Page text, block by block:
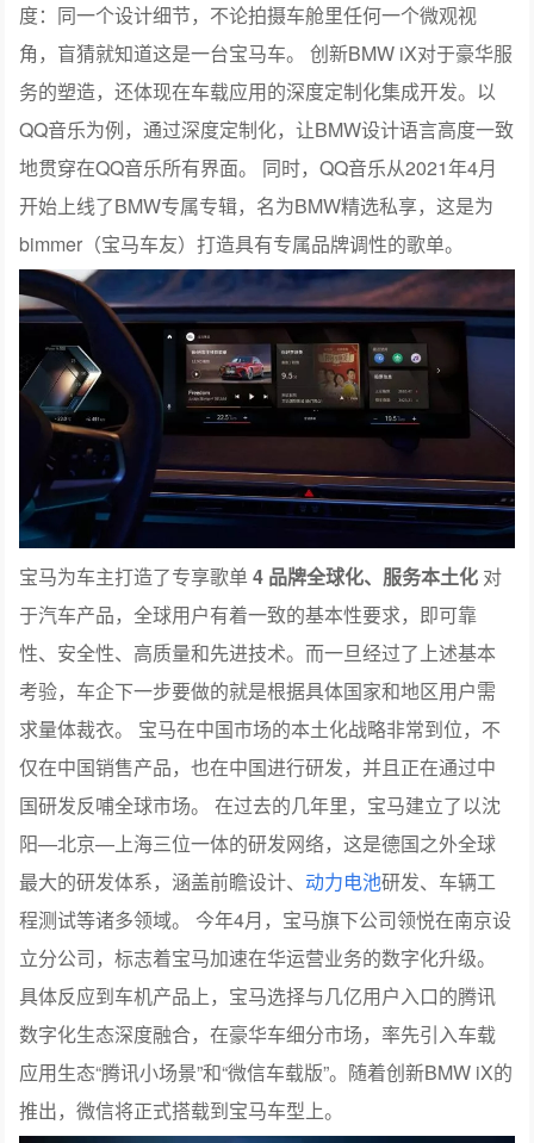
度：同一个设计细节，不论拍摄车舱里任何一个微观视
角，盲猜就知道这是一台宝马车。 创新BMW iX对于豪华服
务的塑造，还体现在车载应用的深度定制化集成开发。以
QQ音乐为例，通过深度定制化，让BMW设计语言高度一致
地贯穿在QQ音乐所有界面。 同时，QQ音乐从2021年4月
开始上线了BMW专属专辑，名为BMW精选私享，这是为
bimmer（宝马车友）打造具有专属品牌调性的歌单。
宝马为车主打造了专享歌单4 品牌全球化、服务本土化 对
于汽车产品，全球用户有着一致的基本性要求，即可靠
性、安全性、高质量和先进技术。而一旦经过了上述基本
考验，车企下一步要做的就是根据具体国家和地区用户需
求量体裁衣。 宝马在中国市场的本土化战略非常到位，不
仅在中国销售产品，也在中国进行研发，并且正在通过中
国研发反哺全球市场。 在过去的几年里，宝马建立了以沈
阳—北京—上海三位一体的研发网络，这是德国之外全球
最大的研发体系，涵盖前瞻设计、动力电池研发、车辆工
程测试等诸多领域。 今年4月，宝马旗下公司领悦在南京设
立分公司，标志着宝马加速在华运营业务的数字化升级。
具体反应到车机产品上，宝马选择与几亿用户入口的腾讯
数字化生态深度融合，在豪华车细分市场，率先引入车载
应用生态“腾讯小场景”和“微信车载版”。随着创新BMW iX的
推出，微信将正式搭载到宝马车型上。